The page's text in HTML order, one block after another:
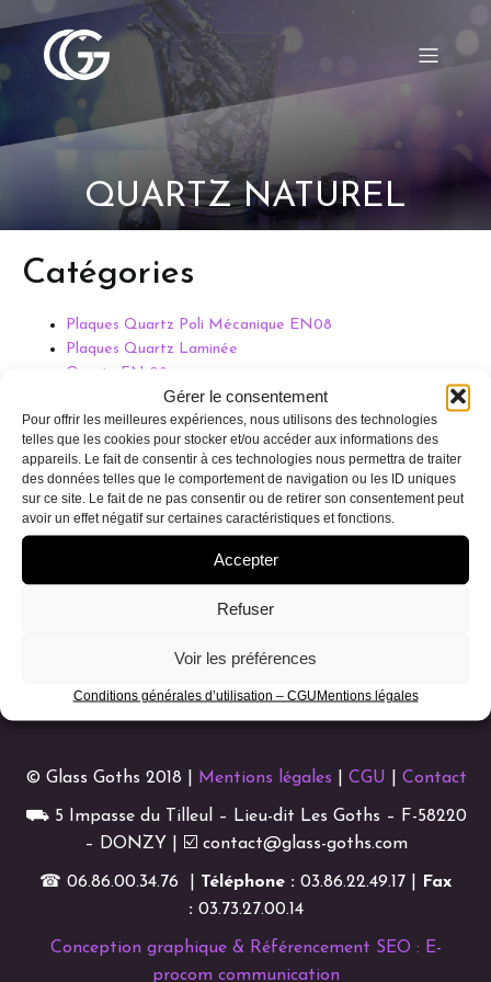
Gérer le consentement
Pour offrir les meilleures expériences, nous utilisons des technologies
telles que les cookies pour stocker et/ou accéder aux informations des
appareils. Le fait de consentir à ces technologies nous permettra de traiter
des données telles que le comportement de navigation ou les ID uniques
sur ce site. Le fait de ne pas consentir ou de retirer son consentement peut
avoir un effet négatif sur certaines caractéristiques et fonctions.
Accepter
Refuser
Voir les préférences
Conditions générales d’utilisation – CGUMentions légales
QUARTZ NATUREL
Catégories
Plaques Quartz Poli Mécanique EN08
Plaques Quartz Laminée
Quartz FN 08
© Glass Goths 2018 | Mentions légales CGU Contact
⛟ 5 Impasse du Tilleul – Lieu-dit Les Goths – F-58220
– DONZY | ☑ contact@glass-goths.com
☎ 06.86.00.34.76 | Téléphone : 03.86.22.49.17 |
Fax
:03.73.27.00.14
Conception graphique & Référencement SEO : E-
procom communication